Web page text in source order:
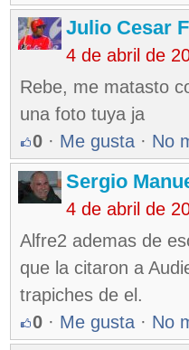
Julio Cesar
4 de abril de
Rebe, me matasto
una foto tuya ja
0 · Me gusta · No
Sergio
4 de abril de
Alfre2 ademas de
que la citaron a
trapiches de el.
0 · Me gusta · No